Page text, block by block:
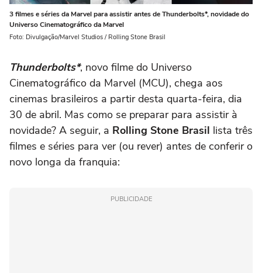
3 filmes e séries da Marvel para assistir antes de Thunderbolts*, novidade do
Universo Cinematográfico da Marvel
Foto: Divulgação/Marvel Studios / Rolling Stone Brasil
Thunderbolts*, novo filme do Universo
Cinematográfico da Marvel (MCU), chega aos
cinemas brasileiros a partir desta quarta-feira, dia
30 de abril. Mas como se preparar para assistir à
novidade? A seguir, a Rolling Stone Brasil lista três
filmes e séries para ver (ou rever) antes de conferir o
novo longa da franquia:
PUBLICIDADE